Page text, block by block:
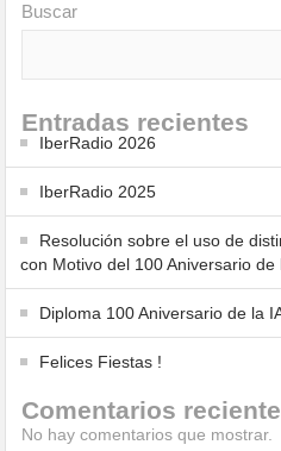
Buscar
Entradas recientes
IberRadio 2026
IberRadio 2025
Resolución sobre el uso de
con Motivo del 100 Aniversario de
Diploma 100 Aniversario de la
Felices Fiestas !
Comentarios
No hay comentarios que mostrar.